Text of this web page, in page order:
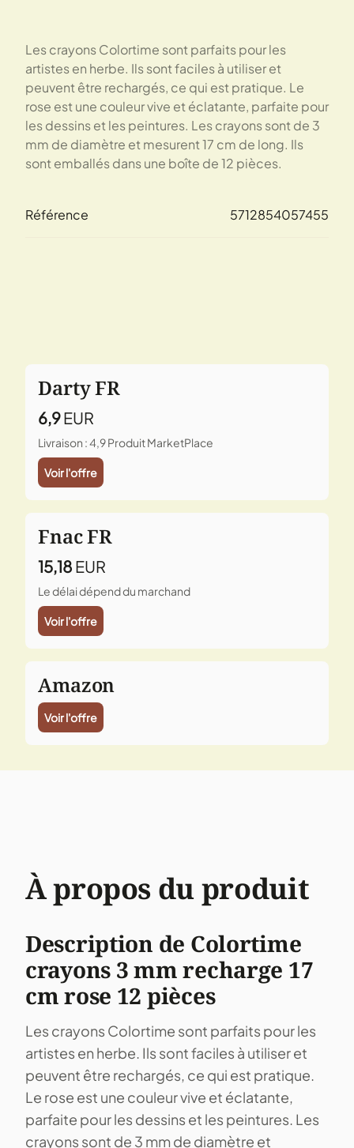
Les crayons Colortime sont parfaits pour les
artistes en herbe. Ils sont faciles à utiliser et
peuvent être rechargés, ce qui est pratique. Le
rose est une couleur vive et éclatante, parfaite pour
les dessins et les peintures. Les crayons sont de 3
mm de diamètre et mesurent 17 cm de long. Ils
sont emballés dans une boîte de 12 pièces.
Référence 5712854057455
Darty FR
6,9EUR
Livraison : 4,9Produit MarketPlace
Voir l'offre
Fnac FR
15,18 EUR
Le délai dépend du marchand
Voir l'offre
Amazon
Voir l'offre
À propos du produit
Description de Colortime
crayons 3 mm recharge 17
cm rose 12 pièces
Les crayons Colortime sont parfaits pour les
artistes en herbe. Ils sont faciles à utiliser et
peuvent être rechargés, ce qui est pratique.
Le rose est une couleur vive et éclatante,
parfaite pour les dessins et les peintures. Les
crayons sont de 3 mm de diamètre et